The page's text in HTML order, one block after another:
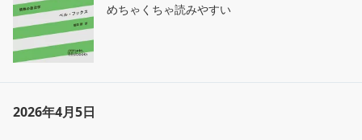
めちゃくちゃ読みやすい
2026年4月5日